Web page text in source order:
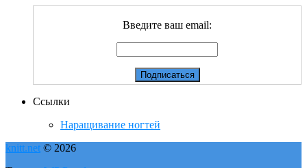
Введите ваш email:
Ссылки
Наращивание ногтей
knitt.net © 2026